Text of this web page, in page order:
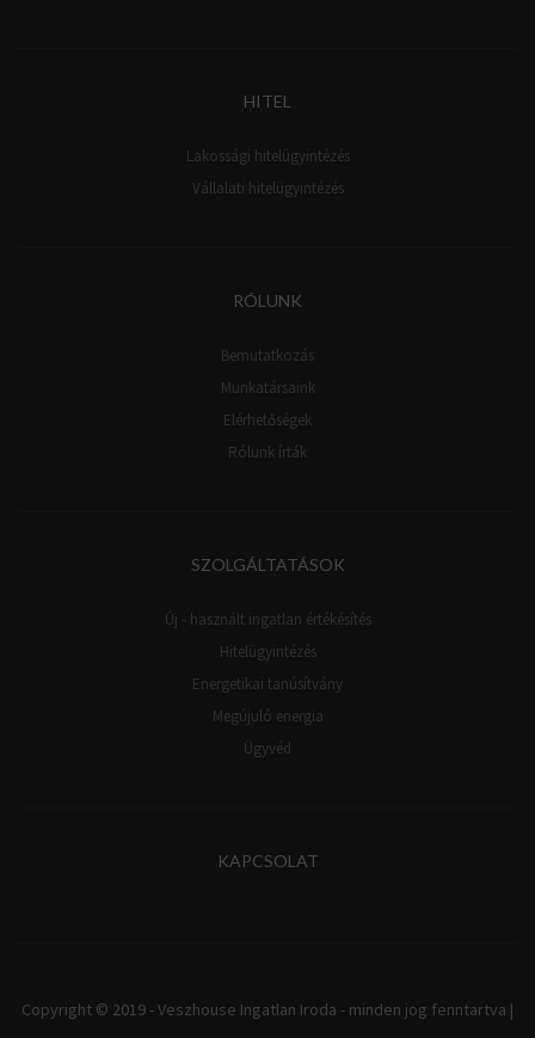
HITEL
Lakossági hitelügyintézés
Vállalati hitelügyintézés
RÓLUNK
Bemutatkozás
Munkatársaink
Elérhetőségek
Rólunk írták
SZOLGÁLTATÁSOK
Új - használt ingatlan értékésítés
Hitelügyintézés
Energetikai tanúsítvány
Megújuló energia
Ügyvéd
KAPCSOLAT
Copyright © 2019 - Veszhouse Ingatlan Iroda - minden jog fenntartva |